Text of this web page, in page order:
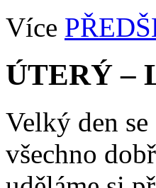
Více
ÚTERÝ –
Velký den
všechno